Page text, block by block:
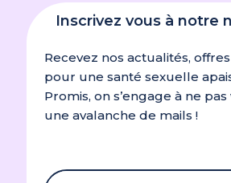
Inscrivez vous à notre
Recevez nos actualités,
pour une santé sexuelle
Promis, on s’engage à ne
une avalanche de mails !